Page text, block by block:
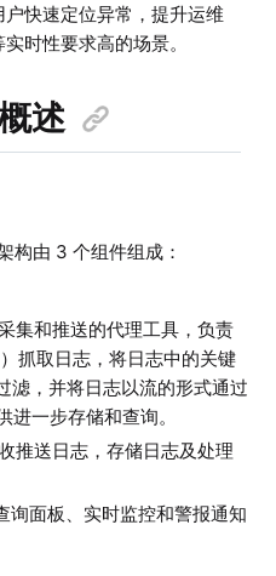
快速定位异常，提升运维
时性要求高的场景。
述
构由 3 个组件组成：
集和推送的代理工具，负责
抓取日志，将日志中的关键
滤，并将日志以流的形式通过
一步存储和查询。
推送日志，存储日志及处理
询面板、实时监控和警报通知